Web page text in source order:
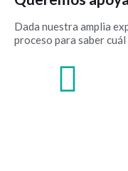
Dada nuestra amplia
proceso para saber